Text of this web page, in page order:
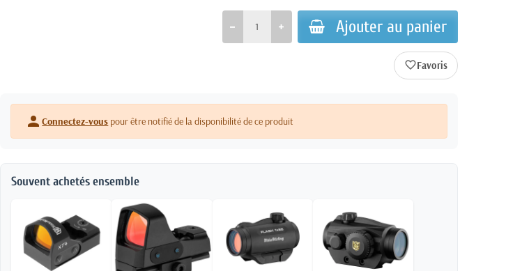
Ajouter au panier
favorite_border
personConnectez-vous pour être notifié de la disponibilité de ce produit
Souvent achetés ensemble